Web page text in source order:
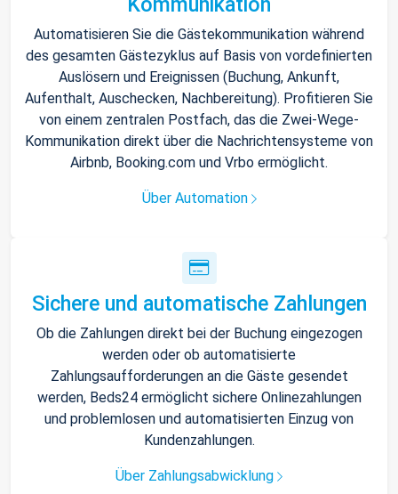
Automatisieren Sie die Gästekommunikation während
des gesamten Gästezyklus auf Basis von vordefinierten
Auslösern und Ereignissen (Buchung, Ankunft,
Aufenthalt, Auschecken, Nachbereitung). Profitieren Sie
von einem zentralen Postfach, das die Zwei-Wege-
Kommunikation direkt über die Nachrichtensysteme von
Airbnb, Booking.com und Vrbo ermöglicht.
Über Automation
Sichere und automatische Zahlungen
Ob die Zahlungen direkt bei der Buchung eingezogen
werden oder ob automatisierte
Zahlungsaufforderungen an die Gäste gesendet
werden, Beds24 ermöglicht sichere Onlinezahlungen
und problemlosen und automatisierten Einzug von
Kundenzahlungen.
Über Zahlungsabwicklung